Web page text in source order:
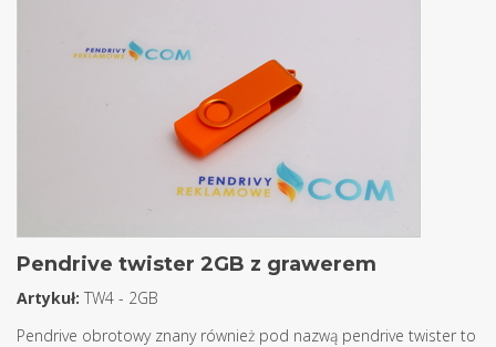
Pendrive twister 2GB z grawerem
Artykuł: TW4 - 2GB
Pendrive obrotowy znany również pod nazwą pendrive twister to